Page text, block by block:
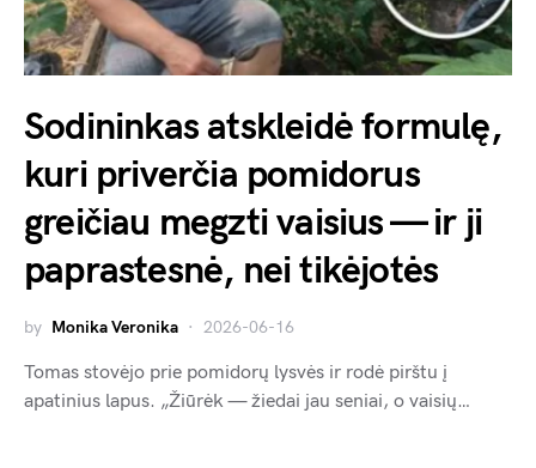
Sodininkas atskleidė formulę,
kuri priverčia pomidorus
greičiau megzti vaisius — ir ji
paprastesnė, nei tikėjotės
by Monika Veronika 2026-06-16
Tomas stovėjo prie pomidorų lysvės ir rodė pirštu į
apatinius lapus. „Žiūrėk — žiedai jau seniai, o vaisių…